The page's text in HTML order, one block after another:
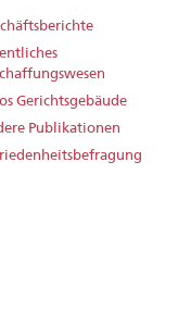
Gerichtsgebäude
Publikationen